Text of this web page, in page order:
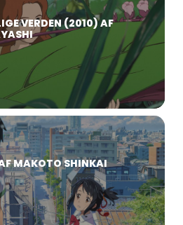
VERDEN (2010) AF
MAKOTO SHINKAI